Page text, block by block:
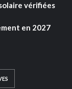
vérifiées
en 2027